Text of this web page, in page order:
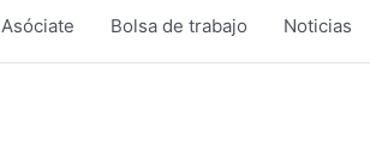
Asóciate Bolsa de trabajo Noticias